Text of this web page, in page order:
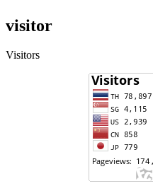
visitor
Visitors